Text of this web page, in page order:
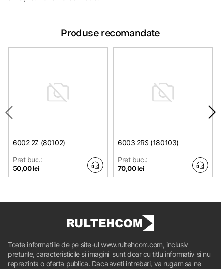
Produse recomandate
6002 2Z (80102)
Pret buc.:
50,00 lei
6003 2RS (180103)
Pret buc.:
70,00 lei
Toate informatiile de pe site-ul www.rultehcom.com, inclusiv
preturile, caracteristicile si imagini, sunt doar cu titlu informativ si nu
reprezinta o oferta publica. Daca aveti intrebari, va rugam sa ne